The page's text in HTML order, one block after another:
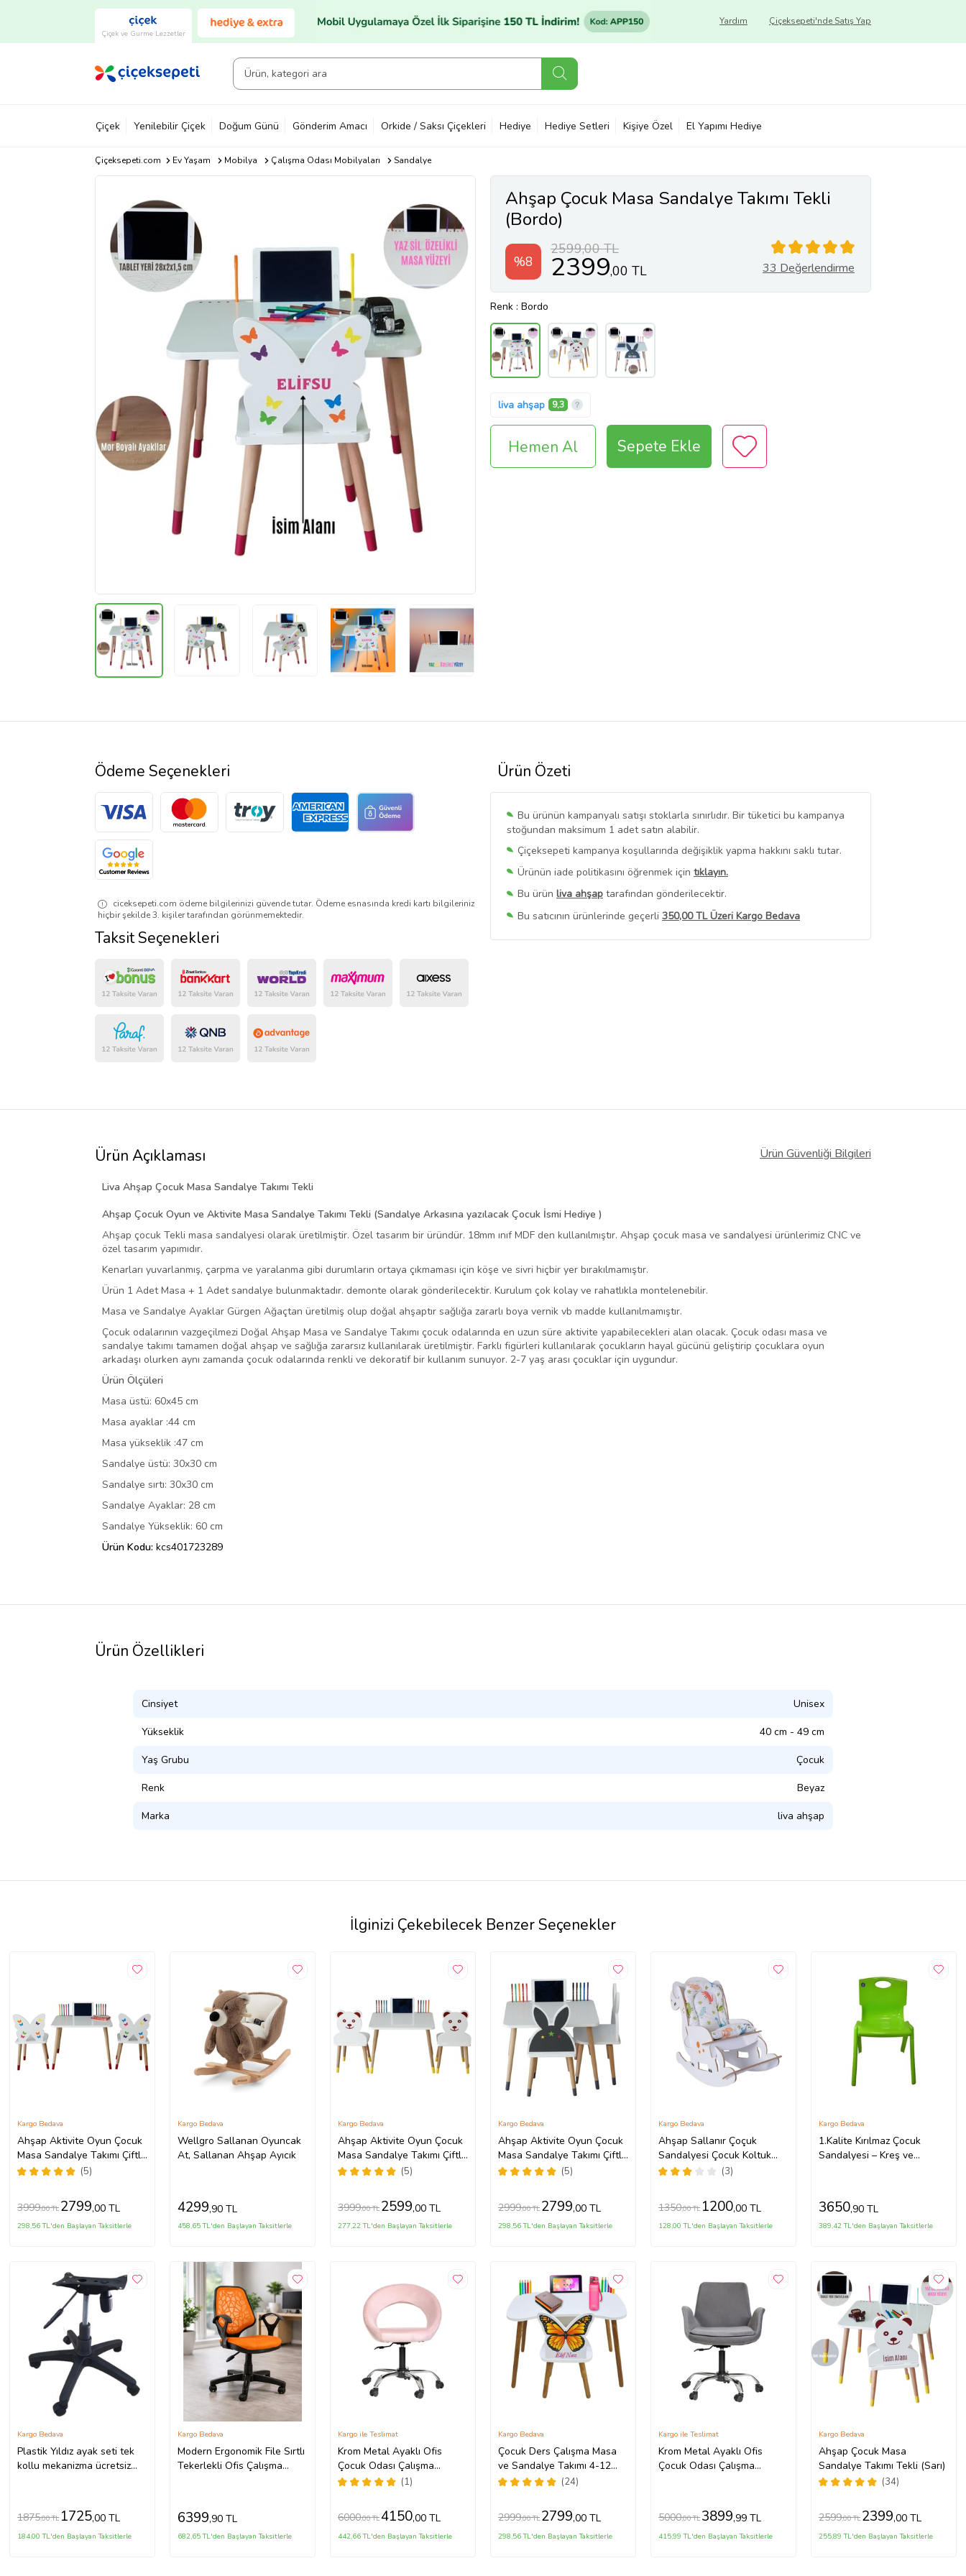
Çiçek ve Gurme Lezzetler
Çiçeksepeti'nde Satış Yap
Yardım
Çiçek Yenilebilir Çiçek Doğum Günü Gönderim Amacı Orkide / Saksı Çiçekleri Hediye Hediye Setleri Kişiye Özel El Yapımı Hediye
Çiçeksepeti.com Ev Yaşam Mobilya Çalışma Odası Mobilyaları Sandalye
Ahşap Çocuk Masa Sandalye Takımı Tekli
(Bordo)
%8
2599,00 TL
2399,00 TL 33 Değerlendirme
Renk : Bordo
liva ahşap 9,3
Hemen Al Sepete Ekle
Ürün Özeti
Bu ürünün kampanyalı satışı stoklarla sınırlıdır. Bir tüketici bu kampanya
stoğundan maksimum 1 adet satın alabilir.
Çiçeksepeti kampanya koşullarında değişiklik yapma hakkını saklı tutar.
Ürünün iade politikasını öğrenmek için tıklayın.
Bu ürün liva ahşap tarafından gönderilecektir.
Bu satıcının ürünlerinde geçerli 350,00 TL Üzeri Kargo Bedava
Bu SatıcınınTüm Ürünlerini Görüntüle
Ödeme Seçenekleri
ciceksepeti.com ödeme bilgilerinizi güvende tutar. Ödeme esnasında kredi kartı bilgileriniz
hiçbir şekilde 3. kişiler tarafından görünmemektedir.
Taksit Seçenekleri
Ürün Açıklaması Ürün Güvenliği Bilgileri
Liva Ahşap Çocuk Masa Sandalye Takımı Tekli
Ahşap Çocuk Oyun ve Aktivite Masa Sandalye Takımı Tekli (Sandalye Arkasına yazılacak Çocuk İsmi Hediye )
Ahşap çocuk Tekli masa sandalyesi olarak üretilmiştir. Özel tasarım bir üründür. 18mm ınıf MDF den kullanılmıştır. Ahşap çocuk masa ve sandalyesi ürünlerimiz CNC ve
özel tasarım yapımıdır.
Kenarları yuvarlanmış, çarpma ve yaralanma gibi durumların ortaya çıkmaması için köşe ve sivri hiçbir yer bırakılmamıştır.
Ürün 1 Adet Masa + 1 Adet sandalye bulunmaktadır. demonte olarak gönderilecektir. Kurulum çok kolay ve rahatlıkla montelenebilir.
Masa ve Sandalye Ayaklar Gürgen Ağaçtan üretilmiş olup doğal ahşaptır sağlığa zararlı boya vernik vb madde kullanılmamıştır.
Çocuk odalarının vazgeçilmezi Doğal Ahşap Masa ve Sandalye Takımı çocuk odalarında en uzun süre aktivite yapabilecekleri alan olacak. Çocuk odası masa ve
sandalye takımı tamamen doğal ahşap ve sağlığa zararsız kullanılarak üretilmiştir. Farklı figürleri kullanılarak çocukların hayal gücünü geliştirip çocuklara oyun
arkadaşı olurken aynı zamanda çocuk odalarında renkli ve dekoratif bir kullanım sunuyor. 2-7 yaş arası çocuklar için uygundur.
Ürün Ölçüleri
Masa üstü: 60x45 cm
Masa ayaklar :44 cm
Masa yükseklik :47 cm
Sandalye üstü: 30x30 cm
Sandalye sırtı: 30x30 cm
Sandalye Ayaklar: 28 cm
Sandalye Yükseklik: 60 cm
Ürün Kodu: kcs401723289
Ürün Özellikleri
Cinsiyet Unisex
Yükseklik 40 cm - 49 cm
Yaş Grubu Çocuk
Renk Beyaz
Marka liva ahşap
İlginizi Çekebilecek Benzer Seçenekler
Ahşap Aktivite Oyun Çocuk
Masa Sandalye Takımı Çiftli
Tablet ve kalem yeri ve Yaz
(5)
Kargo Bedava
3999,00 TL 2799,00 TL
298,56 TL'den Başlayan Taksitlerle
Wellgro Sallanan Oyuncak
At, Sallanan Ahşap Ayıcık
Kargo Bedava
4299,90 TL
458,65 TL'den Başlayan Taksitlerle
Ahşap Aktivite Oyun Çocuk
Masa Sandalye Takımı Çiftli
Tablet ve kalem yeri ve Yaz
(5)
Kargo Bedava
3999,00 TL 2599,00 TL
277,22 TL'den Başlayan Taksitlerle
Ahşap Aktivite Oyun Çocuk
Masa Sandalye Takımı Çiftli
Tablet ve kalem yeri ve Yaz
(5)
Kargo Bedava
2999,00 TL 2799,00 TL
298,56 TL'den Başlayan Taksitlerle
Ahşap Sallanır Çoçuk
Sandalyesi Çocuk Koltuk
Bebek Koltuk Sandalye
(3)
Kargo Bedava
1350,00 TL 1200,00 TL
128,00 TL'den Başlayan Taksitlerle
1.Kalite Kırılmaz Çocuk
Sandalyesi – Kreş ve
Kargo Bedava
3650,90 TL
389,42 TL'den Başlayan Taksitlerle
Plastik Yıldız ayak seti tek
kollu mekanizma ücretsiz
Kargo Bedava
1875,00 TL 1725,00 TL
184,00 TL'den Başlayan Taksitlerle
Modern Ergonomik File Sırtlı
Tekerlekli Ofis Çalışma
Kargo Bedava
6399,90 TL
682,65 TL'den Başlayan Taksitlerle
Krom Metal Ayaklı Ofis
Çocuk Odası Çalışma
Sandalyesi
(1)
Kargo ile Teslimat
6000,00 TL4150,00 TL
442,66 TL'den Başlayan Taksitlerle
Çocuk Ders Çalışma Masa
ve Sandalye Takımı 4-12
Yaş okul öncesi, İlk ve Orta
(24)
Kargo Bedava
2999,00 TL 2799,00 TL
298,56 TL'den Başlayan Taksitlerle
Krom Metal Ayaklı Ofis
Çocuk Odası Çalışma
PESCADO (Gri)
Kargo ile Teslimat
5000,00 TL 3899,99 TL
415,99 TL'den Başlayan Taksitlerle
Ahşap Çocuk Masa
Sandalye Takımı Tekli (Sarı)
(34)
Kargo Bedava
2599,00 TL 2399,00 TL
255,89 TL'den Başlayan Taksitlerle